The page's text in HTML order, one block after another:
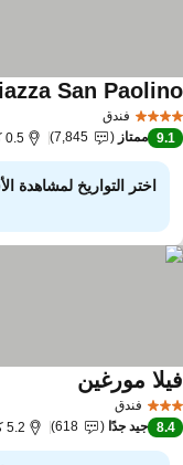
فندق
San
9.1 ممتاز 7,845 0.5 كم إلى وسط المدينة
اختر التواريخ لمشاهدة
فندق
مورغين
8.4 جيد جدًا 618 5.2 كم إلى Cattedrale di Santa Maria del Fiore